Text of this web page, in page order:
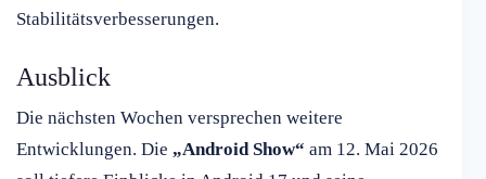
Stabilitätsverbesserungen.
Ausblick
Die nächsten Wochen versprechen weitere
Entwicklungen. Die „Android Show“ am 12. Mai 2026